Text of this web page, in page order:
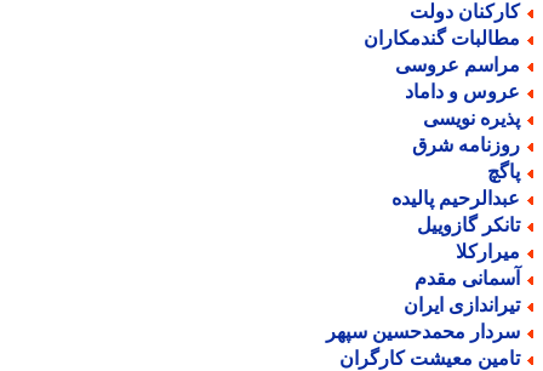
دولت
گندمکاران
عروسی
و داماد
نویسی
شرق
پالیده
گازوییل
مقدم
ایران
محمدحسین سپهر
معیشت کارگران